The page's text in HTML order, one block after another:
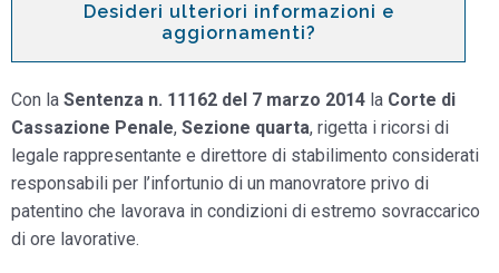
Desideri ulteriori informazioni e
aggiornamenti?
Con la Sentenza n. 11162 del 7 marzo 2014 la Corte di
Cassazione Penale, Sezione quarta, rigetta i ricorsi di
legale rappresentante e direttore di stabilimento considerati
responsabili per l’infortunio di un manovratore privo di
patentino che lavorava in condizioni di estremo sovraccarico
di ore lavorative.